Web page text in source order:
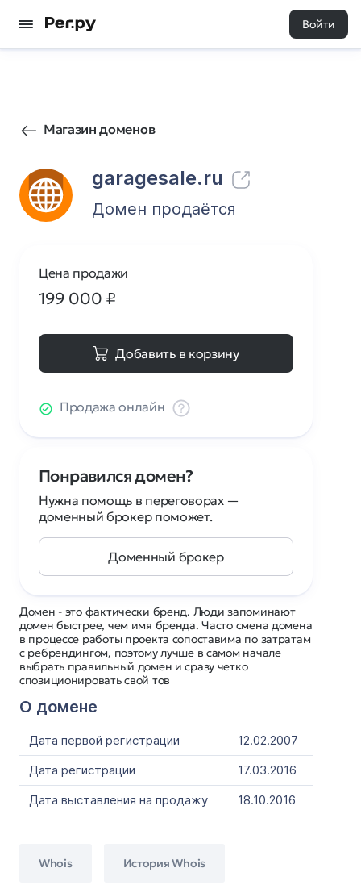
Войти
Магазин доменов
garagesale.ru
273 0
Домен продаётся
Домен - это фактически бренд. Люди запоминают
домен быстрее, чем имя бренда. Часто смена домена
в процессе работы проекта сопоставима по затратам
с ребрендингом, поэтому лучше в самом начале
выбрать правильный домен и сразу четко
спозиционировать свой тов
О домене
Дата первой регистрации
12.02.2007
Дата регистрации
17.03.2016
Дата выставления на продажу
18.10.2016
Whois История Whois
Цена продажи
199 000 ₽
Добавить в корзину
Продажа онлайн
Понравился домен?
Нужна помощь в переговорах —
доменный брокер поможет.
Доменный брокер